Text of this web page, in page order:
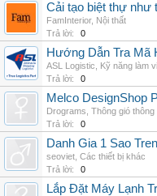
Cải tạo biệt thự như
FamInterior, Nội thất
Trả lời:
0
Hướng Dẫn Tra Mã
ASL Logistic
Kỹ năng làm
Trả lời:
0
Melco DesignShop
Drograms Thông gió
Trả lời:
0
Danh Gia 1 Sao
seoviet Các thiết bị khác
Trả lời:
0
Lắp Đặt Máy Lạnh